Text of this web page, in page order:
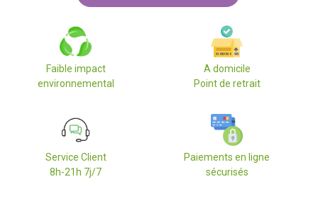
Faible impact
environnemental
A domicile
Point de retrait
Service Client
8h-21h 7j/7
Paiements en ligne
sécurisés